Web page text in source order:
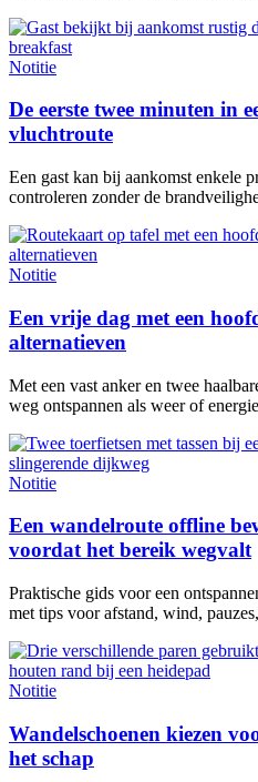
Notitie
De eerste twee minuten in
vluchtroute
Een gast kan bij aankomst enkele
controleren zonder de
Notitie
Een vrije dag met een
alternatieven
Met een vast anker en twee
weg ontspannen als weer of
Notitie
Een wandelroute offline
voordat het bereik wegvalt
Praktische gids voor een
met tips voor afstand, wind,
Notitie
Wandelschoenen kiezen
het schap